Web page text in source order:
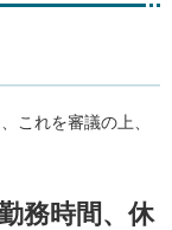
これを審議の上、
務時間、休